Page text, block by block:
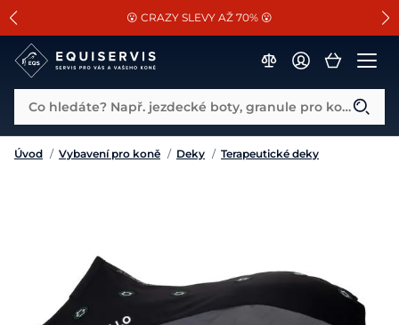
SLEVA 13% na vše od Cassini!
😮 CRAZY SLEVY AŽ 70% 😮
📐Pasování a doplňky k vybraným sedlům ZDARMA 🐴
Co hledáte? Např. jezdecké boty, granule pro koně...
Úvod / Vybavení pro koně / Deky / Terapeutické deky